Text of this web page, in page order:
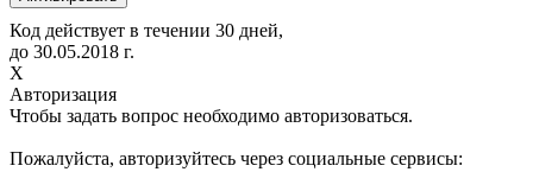
Код действует в течении 30 дней,
до 30.05.2018 г.
Х
Авторизация
Чтобы задать вопрос необходимо авторизоваться.
Пожалуйста, авторизуйтесь через социальные сервисы: